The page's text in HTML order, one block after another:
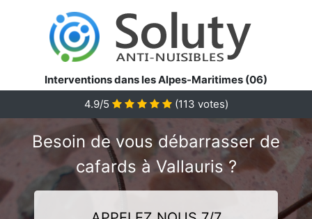
Interventions dans les Alpes-Maritimes (06)
4.9/5 (113 votes)
Besoin de vous débarrasser de
cafards à Vallauris ?